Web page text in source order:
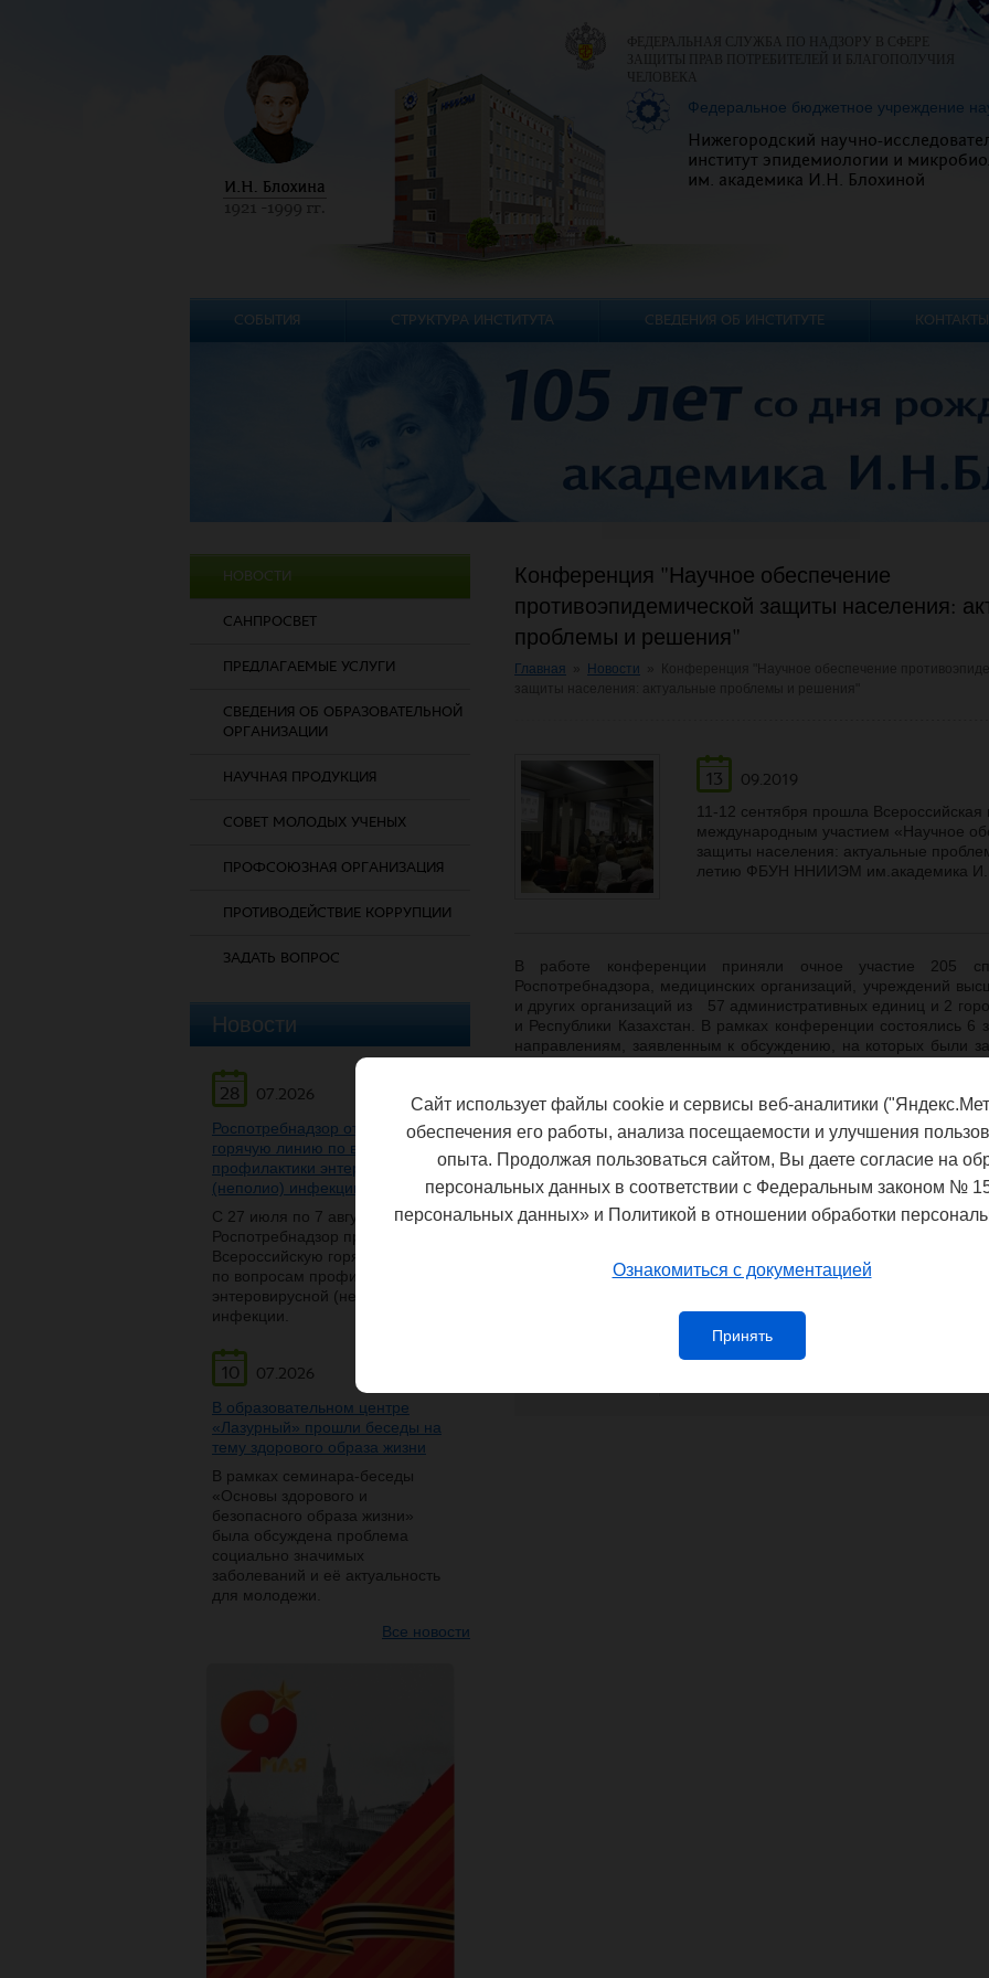
НОВОСТИ
САНПРОСВЕТ
ПРЕДЛАГАЕМЫЕ УСЛУГИ
СВЕДЕНИЯ ОБ ОБРАЗОВАТЕЛЬНОЙ
ОРГАНИЗАЦИИ
НАУЧНАЯ ПРОДУКЦИЯ
СОВЕТ МОЛОДЫХ УЧЕНЫХ
ПРОФСОЮЗНАЯ ОРГАНИЗАЦИЯ
ПРОТИВОДЕЙСТВИЕ КОРРУПЦИИ
ЗАДАТЬ ВОПРОС
Новости
28
07.2026
Роспотребнадзор открывает
горячую линию по вопросам
профилактики энтеровирусной
(неполио) инфекции
С 27 июля по 7 августа
Роспотребнадзор проведет
Всероссийскую горячую линию
по вопросам профилактики
энтеровирусной (неполио)
инфекции.
10
07.2026
В образовательном центре
«Лазурный» прошли беседы на
тему здорового образа жизни
В рамках семинара-беседы
«Основы здорового и
безопасного образа жизни»
была обсуждена проблема
социально значимых
заболеваний и её актуальность
для молодежи.
Все новости
Конференция "Научное обеспечение
противоэпидемической защиты населения:
проблемы и решения"
Главная Новости
13
09.2019
11-12 сентября прошла
международным участием «Научное
защиты населения: актуальные
летию ФБУН ННИИЭМ им.академика
В работе конференции приняли очное участие 205
Роспотребнадзора, медицинских организаций, учреждений
и других организаций из 57 административных единиц и 2
и Республики Казахстан. В рамках конференции состоялись
направлениям, заявленным к обсуждению, на которых
было представлено в формате постерной
Участники отметили научно-практическую значимость
конференции материалов, высокий уровень
организацию конференции.
Материалы конференции представленына странице события
Федеральная служба по надзору в
Управление Федеральной службы
потребителей и благополучия
ФЕДЕРАЛЬНАЯ СЛУЖБА ПО НАДЗОРУ В СФЕРЕ
ЗАЩИТЫ ПРАВ ПОТРЕБИТЕЛЕЙ И БЛАГОПОЛУЧИЯ
ЧЕЛОВЕКА
Федеральное бюджетное учреждение
Нижегородский научно-
институт эпидемиологии и
им. академика И.Н. Блохиной
СОБЫТИЯ СТРУКТУРА ИНСТИТУТА СВЕДЕНИЯ ОБ ИНСТИТУТЕ КОНТАКТЫ
Сайт использует файлы cookie и сервисы веб-аналитики
обеспечения его работы, анализа посещаемости и улучшения
опыта. Продолжая пользоваться сайтом, Вы даете согласие на
персональных данных в соответствии с Федеральным законом №
персональных данных» и Политикой в отношении обработки
Ознакомиться с документацией
Принять